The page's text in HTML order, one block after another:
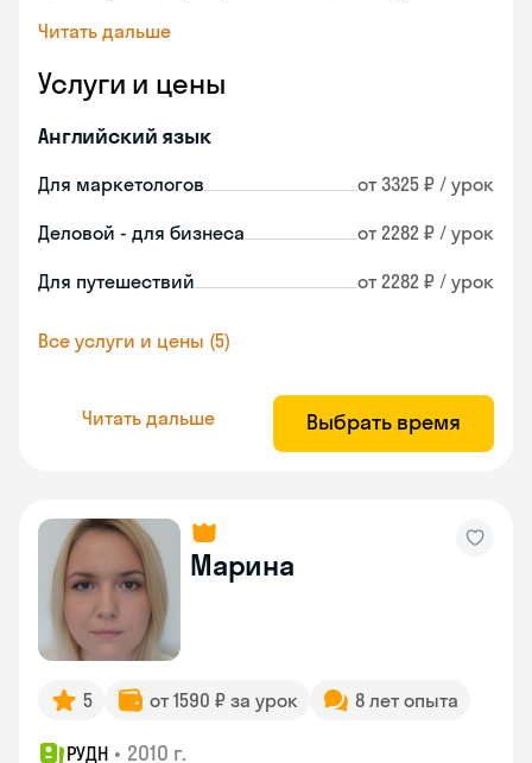
Читать дальше
Услуги и цены
Английский язык
Для маркетологов от 3325 ₽ / урок
Деловой - для бизнеса от 2282 ₽ / урок
Для путешествий от 2282 ₽ / урок
Все услуги и цены (5)
Читать дальше Выбрать время
Марина
5 от 1590 ₽ за урок 8 лет опыта
РУДН • 2010 г.